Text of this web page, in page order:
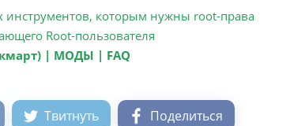
инструментов, которым нужны root-права
Root-пользователя
| МОДЫ | FAQ
Твитнуть Поделиться